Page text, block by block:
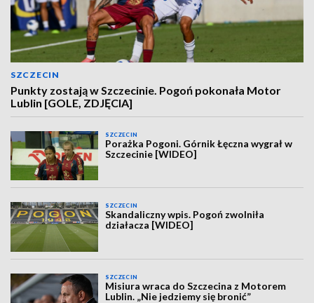
SZCZECIN
Punkty zostają w Szczecinie. Pogoń pokonała Motor
Lublin [GOLE, ZDJĘCIA]
SZCZECIN
Porażka Pogoni. Górnik Łęczna wygrał w
Szczecinie [WIDEO]
SZCZECIN
Skandaliczny wpis. Pogoń zwolniła
działacza [WIDEO]
SZCZECIN
Misiura wraca do Szczecina z Motorem
Lublin. „Nie jedziemy się bronić”